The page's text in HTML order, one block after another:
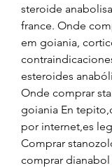
steroide
france. Onde
em goiania,
esteroides
Onde comprar
goiania En
por internet,es
Comprar
comprar